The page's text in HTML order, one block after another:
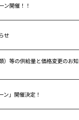
ン開催！！
せ
）等の供給量と価格変更のお知
ン」開催決定！